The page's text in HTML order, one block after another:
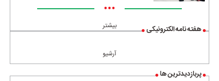
•••
بیشتر هفته نامه الکترونیکی
آرشیو
پربازدیدترین ها